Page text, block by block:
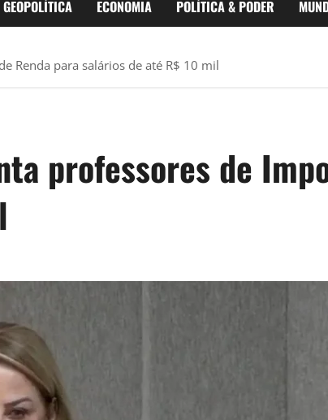
GEOPOLÍTICA ECONOMIA POLÍTICA & PODER
Renda para salários de até R$ 10 mil
professores de